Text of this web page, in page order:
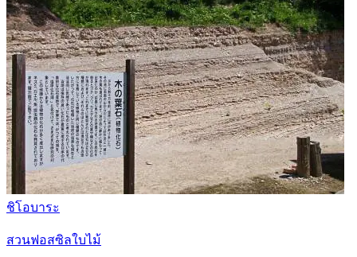
ชิโอบาระ
สวนฟอสซิลใบไม้